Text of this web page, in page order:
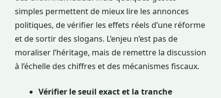
simples permettent de mieux lire les annonces
politiques, de vérifier les effets réels d’une réforme
et de sortir des slogans. L’enjeu n’est pas de
moraliser l’héritage, mais de remettre la discussion
à l’échelle des chiffres et des mécanismes fiscaux.
Vérifier le seuil exact et la tranche